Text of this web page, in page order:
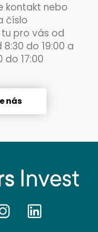
kontakt nebo
číslo
tu pro vás od
do 19:00 a
do 17:00
nás